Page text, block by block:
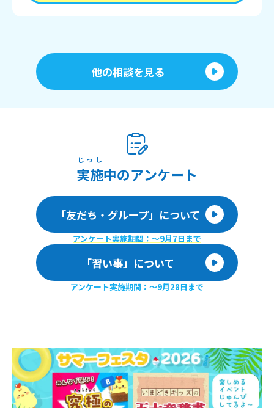
他の相談を見る
実施
じっし
中のアンケート
「友だち・グループ」について
アンケート実施期間：〜9月7日まで
「習い事」について
アンケート実施期間：〜9月28日まで